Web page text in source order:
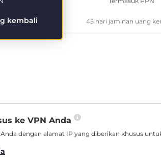
kembali 45 hari jaminan uang
ke VPN Anda
dengan alamat IP yang diberikan khusus